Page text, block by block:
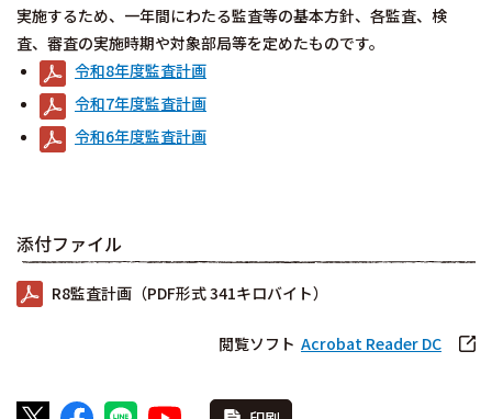
実施するため、一年間にわたる監査等の基本方針、各監査、検
査、審査の実施時期や対象部局等を定めたものです。
令和8年度監査計画
令和7年度監査計画
令和6年度監査計画
添付ファイル
R8監査計画（PDF形式 341キロバイト）
閲覧ソフト Acrobat Reader DC